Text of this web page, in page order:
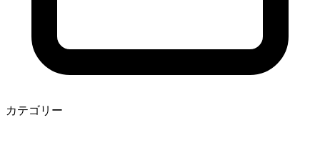
カテゴリー